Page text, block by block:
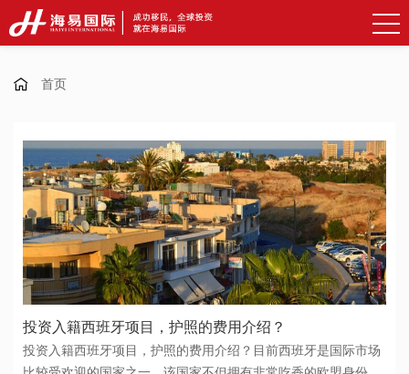
首页
投资入籍西班牙项目，护照的费用介绍？
投资入籍西班牙项目，护照的费用介绍？目前西班牙是国际市场